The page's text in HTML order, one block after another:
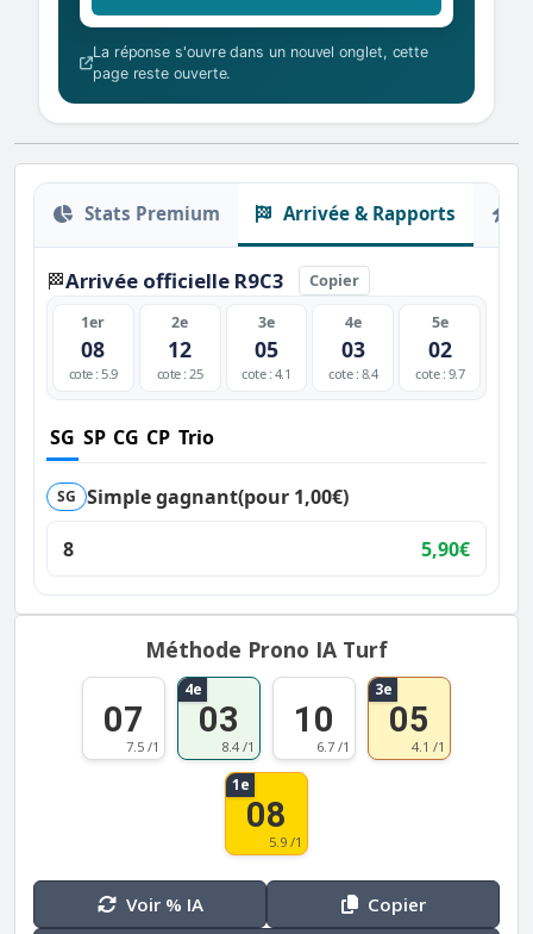
La réponse s'ouvre dans un nouvel onglet, cette
page reste ouverte.
Stats Premium Arrivée & Rapports
🏁Arrivée officielle R9C3 Copier
1er
08
cote : 5.9
2e
12
cote : 25
3e
05
cote : 4.1
4e
03
cote : 8.4
5e
02
cote : 9.7
SG SP CG CP Trio
SG Simple gagnant(pour 1,00€)
8
5,90€
Méthode Prono IA Turf
07
7.5 /1
4e
03
8.4 /1
10
6.7 /1
3e
05
4.1 /1
1e
08
5.9 /1
Voir % IA Copier